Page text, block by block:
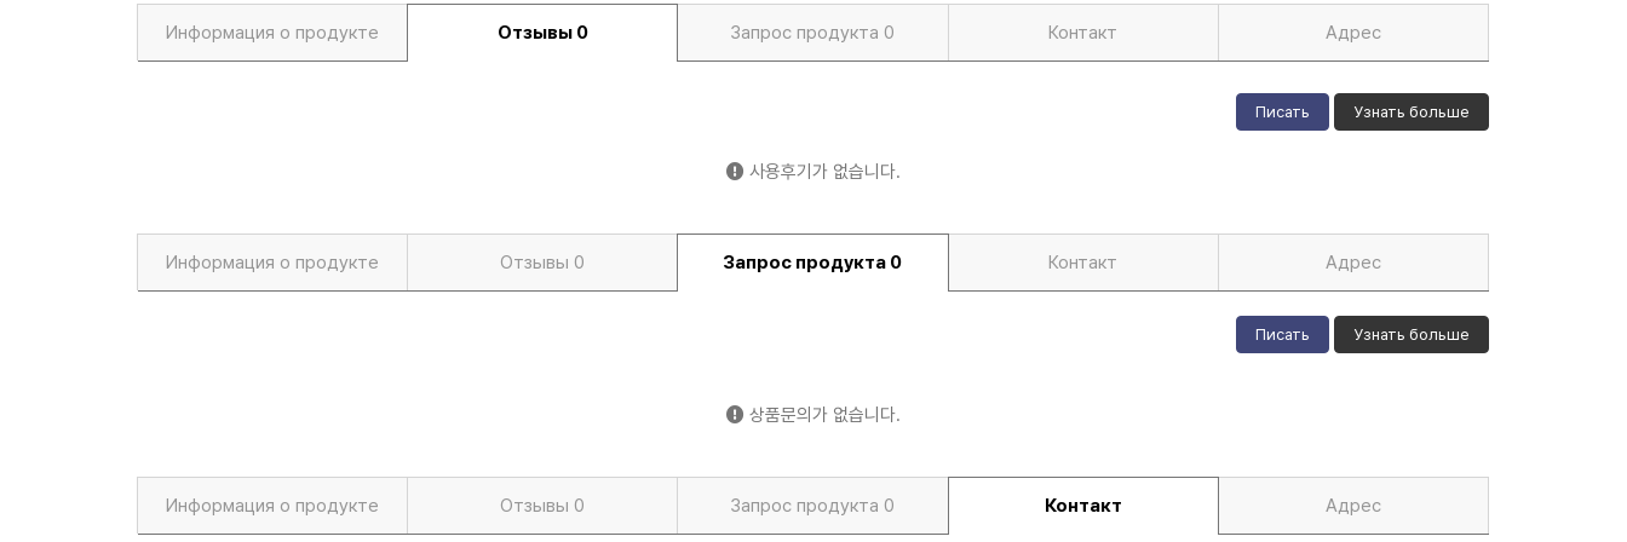
Информация о продукте Отзывы 0 Запрос продукта 0 Контакт Адрес
Писать Узнать больше
사용후기가 없습니다.
Информация о продукте Отзывы 0 Запрос продукта 0 Контакт Адрес
Писать Узнать больше
상품문의가 없습니다.
Информация о продукте Отзывы 0 Запрос продукта 0 Контакт Адрес